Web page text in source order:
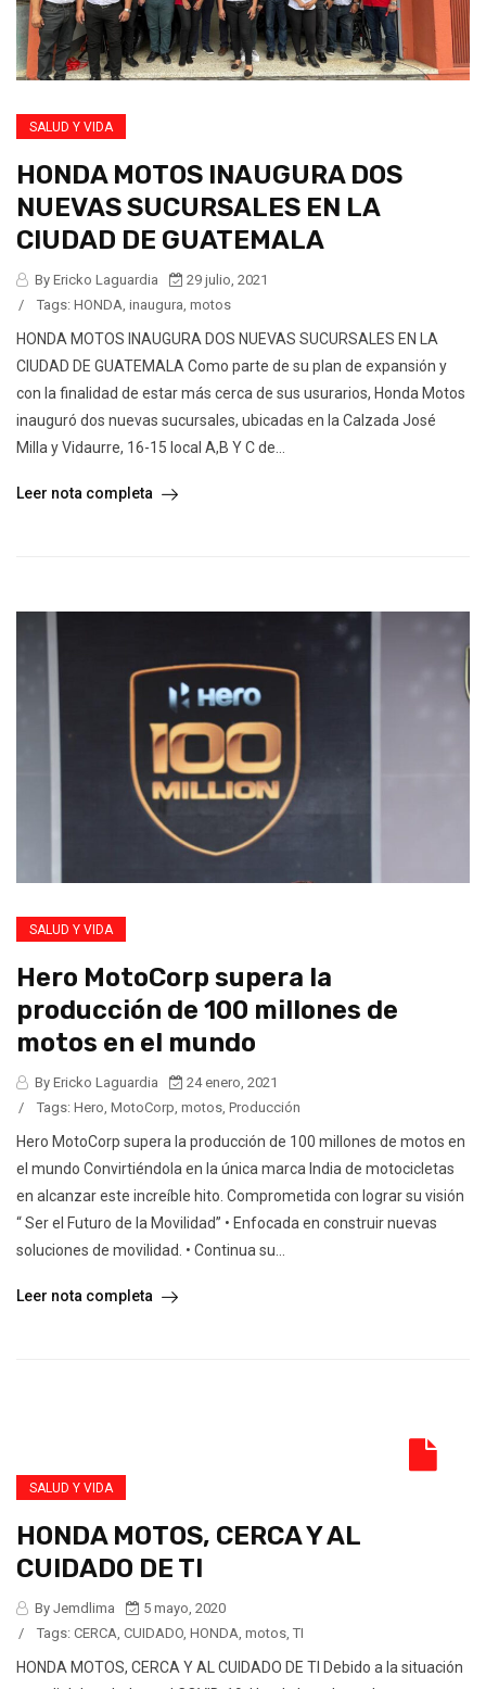
SALUD Y VIDA
HONDA MOTOS INAUGURA DOS
NUEVAS SUCURSALES EN LA
CIUDAD DE GUATEMALA
By Ericko Laguardia
29 julio, 2021
/
Tags: HONDA inaugura motos
HONDA MOTOS INAUGURA DOS NUEVAS SUCURSALES EN LA
CIUDAD DE GUATEMALA Como parte de su plan de expansión y
con la finalidad de estar más cerca de sus usurarios, Honda Motos
inauguró dos nuevas sucursales, ubicadas en la Calzada José
Milla y Vidaurre, 16-15 local A,B Y C de...
Leer nota completa
SALUD Y VIDA
Hero MotoCorp supera la
producción de 100 millones de
motos en el mundo
By Ericko Laguardia
24 enero, 2021
/
Tags: Hero, MotoCorp, motos, Producción
Hero MotoCorp supera la producción de 100 millones de motos en
el mundo Convirtiéndola en la única marca India de motocicletas
en alcanzar este increíble hito. Comprometida con lograr su visión
“ Ser el Futuro de la Movilidad” • Enfocada en construir nuevas
soluciones de movilidad. • Continua su...
Leer nota completa
SALUD Y VIDA
HONDA MOTOS, CERCA Y AL
CUIDADO DE TI
By Jemdlima
5 mayo, 2020
/
Tags: CERCA, CUIDADO, HONDA, motos, TI
HONDA MOTOS, CERCA Y AL CUIDADO DE TI Debido a la situación